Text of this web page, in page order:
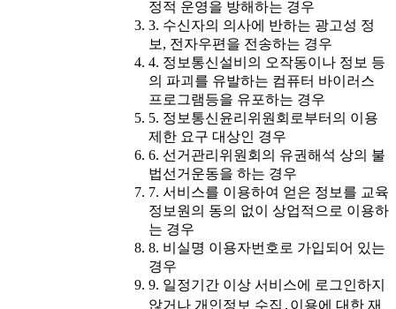
정적 운영을 방해하는 경우
3. 수신자의 의사에 반하는 광고성 정
보, 전자우편을 전송하는 경우
4. 정보통신설비의 오작동이나 정보 등
의 파괴를 유발하는 컴퓨터 바이러스
프로그램등을 유포하는 경우
5. 정보통신윤리위원회로부터의 이용
제한 요구 대상인 경우
6. 선거관리위원회의 유권해석 상의 불
법선거운동을 하는 경우
7. 서비스를 이용하여 얻은 정보를 교육
정보원의 동의 없이 상업적으로 이용하
는 경우
8. 비실명 이용자번호로 가입되어 있는
경우
9. 일정기간 이상 서비스에 로그인하지
않거나 개인정보 수집․이용에 대한 재